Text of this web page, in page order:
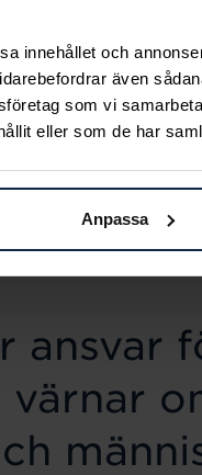
innehållet och
även
som vi
eller som de har
Anpassa
sten
Ellie
Pris:
799
ansvar
värnar